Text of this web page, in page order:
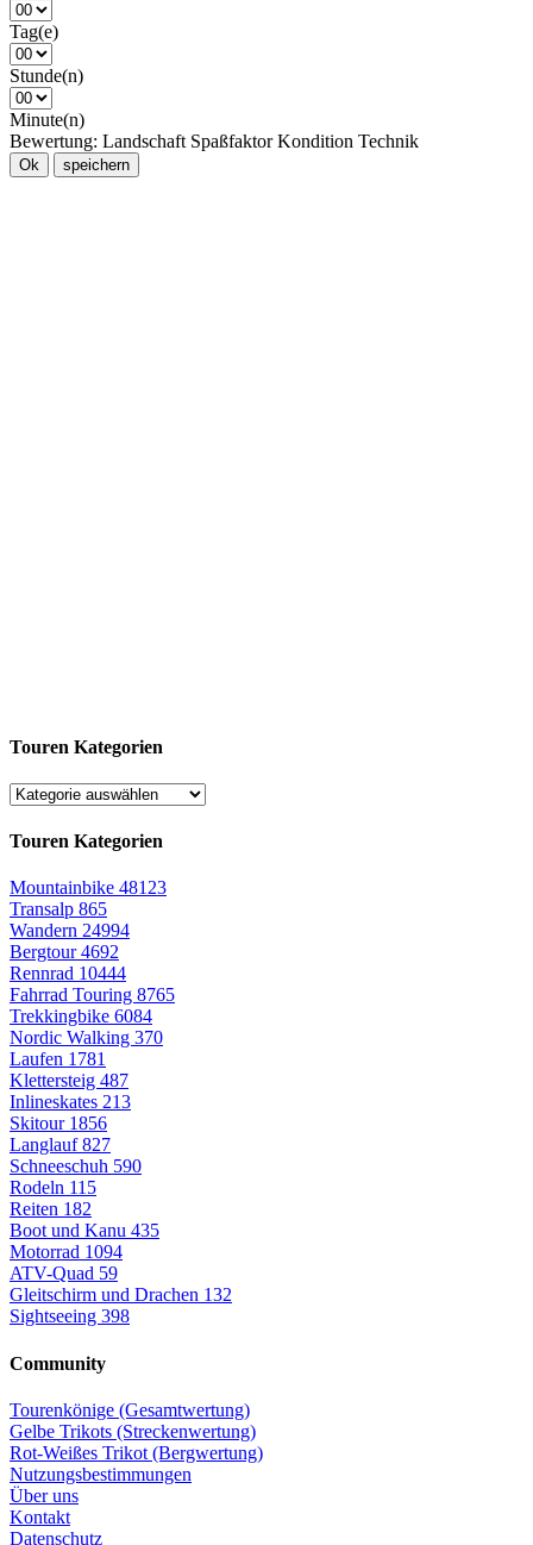
Tag(e)
Stunde(n)
Minute(n)
Bewertung: Landschaft Spaßfaktor Kondition Technik
Ok speichern
Touren Kategorien
Touren Kategorien
Mountainbike 48123
Transalp 865
Wandern 24994
Bergtour4692
Rennrad 10444
Fahrrad Touring 8765
Trekkingbike 6084
Nordic Walking 370
Laufen 1781
Klettersteig 487
Inlineskates 213
Skitour 1856
Langlauf827
Schneeschuh 590
Rodeln 115
Reiten 182
Boot und Kanu 435
Motorrad 1094
ATV-Quad 59
Gleitschirm und Drachen 132
Sightseeing 398
Community
Tourenkönige (Gesamtwertung)
Gelbe Trikots (Streckenwertung)
Rot-Weißes Trikot (Bergwertung)
Nutzungsbestimmungen
Über uns
Kontakt
Datenschutz